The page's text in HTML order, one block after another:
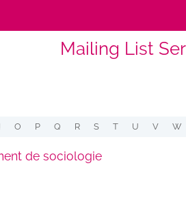
Mailing List
O P Q R S T U V W
de sociologie